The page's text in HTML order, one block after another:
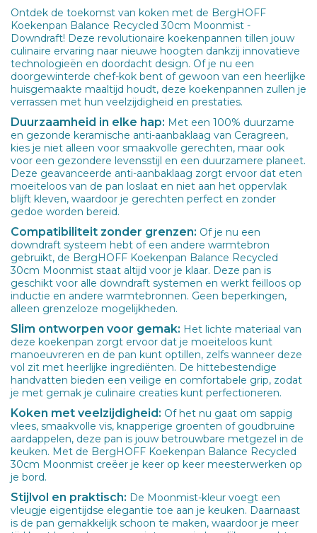
Ontdek de toekomst van koken met de BergHOFF
Koekenpan Balance Recycled 30cm Moonmist -
Downdraft! Deze revolutionaire koekenpannen tillen jouw
culinaire ervaring naar nieuwe hoogten dankzij innovatieve
technologieën en doordacht design. Of je nu een
doorgewinterde chef-kok bent of gewoon van een heerlijke
huisgemaakte maaltijd houdt, deze koekenpannen zullen je
verrassen met hun veelzijdigheid en prestaties.
Duurzaamheid in elke hap: Met een 100% duurzame
en gezonde keramische anti-aanbaklaag van Ceragreen,
kies je niet alleen voor smaakvolle gerechten, maar ook
voor een gezondere levensstijl en een duurzamere planeet.
Deze geavanceerde anti-aanbaklaag zorgt ervoor dat eten
moeiteloos van de pan loslaat en niet aan het oppervlak
blijft kleven, waardoor je gerechten perfect en zonder
gedoe worden bereid.
Compatibiliteit zonder grenzen: Of je nu een
downdraft systeem hebt of een andere warmtebron
gebruikt, de BergHOFF Koekenpan Balance Recycled
30cm Moonmist staat altijd voor je klaar. Deze pan is
geschikt voor alle downdraft systemen en werkt feilloos op
inductie en andere warmtebronnen. Geen beperkingen,
alleen grenzeloze mogelijkheden.
Slim ontworpen voor gemak: Het lichte materiaal van
deze koekenpan zorgt ervoor dat je moeiteloos kunt
manoeuvreren en de pan kunt optillen, zelfs wanneer deze
vol zit met heerlijke ingrediënten. De hittebestendige
handvatten bieden een veilige en comfortabele grip, zodat
je met gemak je culinaire creaties kunt perfectioneren.
Koken met veelzijdigheid: Of het nu gaat om sappig
vlees, smaakvolle vis, knapperige groenten of goudbruine
aardappelen, deze pan is jouw betrouwbare metgezel in de
keuken. Met de BergHOFF Koekenpan Balance Recycled
30cm Moonmist creëer je keer op keer meesterwerken op
je bord.
Stijlvol en praktisch: De Moonmist-kleur voegt een
vleugje eigentijdse elegantie toe aan je keuken. Daarnaast
is de pan gemakkelijk schoon te maken, waardoor je meer